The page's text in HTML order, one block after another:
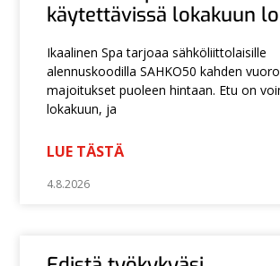
käytettävissä lokakuun
Ikaalinen Spa tarjoaa sähköliittolaisille
alennuskoodilla SAHKO50 kahden
majoitukset puoleen hintaan. Etu on
lokakuun, ja
LUE TÄSTÄ
4.8.2026